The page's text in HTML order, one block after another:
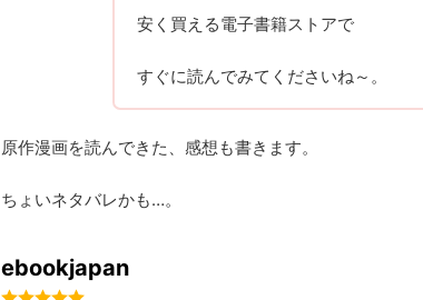
安く買える電子書籍ストアで
すぐに読んでみてくださいね～。
原作漫画を読んできた、感想も書きます。
ちょいネタバレかも…。
ebookjapan